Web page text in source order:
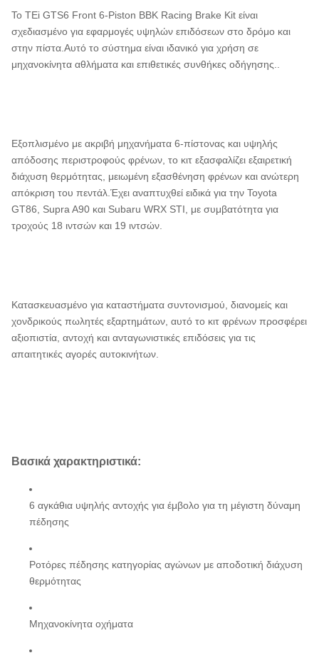
Το TEi GTS6 Front 6-Piston BBK Racing Brake Kit είναι
σχεδιασμένο για εφαρμογές υψηλών επιδόσεων στο δρόμο και
στην πίστα.Αυτό το σύστημα είναι ιδανικό για χρήση σε
μηχανοκίνητα αθλήματα και επιθετικές συνθήκες οδήγησης..
Εξοπλισμένο με ακριβή μηχανήματα 6-πίστονας και υψηλής
απόδοσης περιστροφούς φρένων, το κιτ εξασφαλίζει εξαιρετική
διάχυση θερμότητας, μειωμένη εξασθένηση φρένων και ανώτερη
απόκριση του πεντάλ.Έχει αναπτυχθεί ειδικά για την Toyota
GT86, Supra A90 και Subaru WRX STI, με συμβατότητα για
τροχούς 18 ιντσών και 19 ιντσών.
Κατασκευασμένο για καταστήματα συντονισμού, διανομείς και
χονδρικούς πωλητές εξαρτημάτων, αυτό το κιτ φρένων προσφέρει
αξιοπιστία, αντοχή και ανταγωνιστικές επιδόσεις για τις
απαιτητικές αγορές αυτοκινήτων.
Βασικά χαρακτηριστικά:
6 αγκάθια υψηλής αντοχής για έμβολο για τη μέγιστη δύναμη
πέδησης
Ροτόρες πέδησης κατηγορίας αγώνων με αποδοτική διάχυση
θερμότητας
Μηχανοκίνητα οχήματα